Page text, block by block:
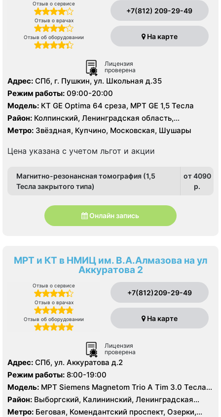
Отзыв о сервисе
Отзыв о врачах
Отзыв об оборудовании
+7(812) 209-29-49
На карте
Лицензия
проверена
Адрес: СПб, г. Пушкин, ул. Школьная д.35
Режим работы: 09:00-20:00
Модель: КТ GE Optima 64 среза, МРТ GE 1,5 Тесла
Район: Колпинский, Ленинградская область,
Пушкинский
Метро: Звёздная, Купчино, Московская, Шушары
Цена указана с учетом льгот и акции
Магнитно-резонансная томография (1,5
Тесла закрытого типа)
от 4090
p.
Онлайн запись
МРТ и КТ в НМИЦ им. В.А.Алмазова на ул
Аккуратова 2
Отзыв о сервисе
Отзыв о врачах
Отзыв об оборудовании
+7(812)209-29-49
На карте
Лицензия
проверена
Адрес: СПб, ул. Аккуратова д.2
Режим работы: 8:00-19:00
Модель: МРТ Siemens Magnetom Trio A Tim 3.0 Тесла,
МРТ полуоткрытого типа Siemens Espree 1.5 Тесла, КТ
Siemens Somatom Definition 128 срезов
Район: Выборгский, Калининский, Ленинградская
область, Приморский
Метро: Беговая, Комендантский проспект, Озерки,